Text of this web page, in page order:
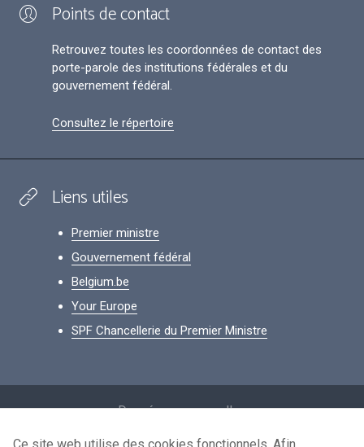
Points de contact
Retrouvez toutes les coordonnées de contact des
porte-parole des institutions fédérales et du
gouvernement fédéral.
Consultez le répertoire
Liens utiles
Premier ministre
Gouvernement fédéral
Belgium.be
Your Europe
SPF Chancellerie du Premier Ministre
Données personnelles
Conditions de réutilisation